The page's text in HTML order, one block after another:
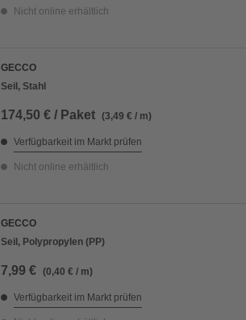
Nicht online erhältlich
GECCO
Seil, Stahl
174,50 € / Paket (3,49 € / m)
Verfügbarkeit im Markt prüfen
Nicht online erhältlich
GECCO
Seil, Polypropylen (PP)
7,99 € (0,40 € / m)
Verfügbarkeit im Markt prüfen